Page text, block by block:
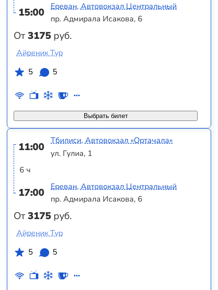
15:00
От3175 руб.
Ереван, Автовокзал Центральный
пр. Адмирала Исакова, 6
Выбрать билет
Айреник Тур
5
5
11:00
6 ч
17:00
От3175 руб.
Тбилиси, Автовокзал «Ортачала»
ул. Гулиа, 1
Ереван, Автовокзал Центральный
пр. Адмирала Исакова, 6
Айреник Тур
5
5